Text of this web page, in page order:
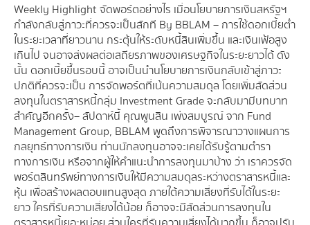
Weekly Highlight จัดพอร์ตอย่างไร เมื่อนโยบายการเงินสหรัฐฯ
กำลังกลับสู่ภาวะที่ควรจะเป็นสักที By BBLAM – การใช้ดอกเบี้ยต่ำ
ในระยะเวลาที่ยาวนาน กระตุ้นให้ระดับหนี้สินเพิ่มขึ้น และเงินเฟ้อสูง
เกินไป จนอาจส่งผลต่อเสถียรภาพของเศรษฐกิจในระยะยาวได้ ดัง
นั้น ดอกเบี้ยขึ้นรอบนี้ อาจเป็นนำนโยบายการเงินกลับเข้าสู่ภาวะ
ปกติที่ควรจะเป็น การจัดพอร์ตที่เน้นความสมดุล โดยเพิ่มสัดส่วน
ลงทุนในตราสารหนี้กลุ่ม Investment Grade จะกลับมามีบทบาท
สำคัญอีกครั้ง – สัปดาห์นี้ คุณพูนสิน เพ่งสมบูรณ์ จาก Fund
Management Group, BBLAM พูดถึงการพิจารณาวางแผนการ
กลยุทธ์ทางการเงิน ท่านนักลงทุนอาจจะเคยได้รับรู้ตามตำรา
ทางการเงิน หรือจากผู้ให้คำแนะนำการลงทุนมาบ้าง ว่า เราควรจัด
พอร์ตสินทรัพย์ทางการเงินให้มีความสมดุลระหว่างตราสารหนี้และ
หุ้น เพื่อสร้างผลตอบแทนสูงสุด ภายใต้ความเสี่ยงที่รับได้ในระยะ
ยาว ใครที่รับความเสี่ยงได้น้อย ก็อาจจะมีสัดส่วนการลงทุนใน